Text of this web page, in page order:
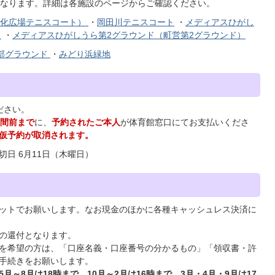
ります。詳細は各施設のページからご確認ください。
広場テニスコート）
・ 岡田川テニスコート ・ メディアスひがし
・ メディアスひがしうら第2グラウンド（町営第2グラウンド）
グラウンド
・ みどり浜緑地
い。
前までに、予約されたご本人が体育館窓口にてお支払いくださ
予約が取消されます。
6月11日（木曜日）
トでお願いします。なお現金のほかに各種キャッシュレス決済に
還付となります。
希望の方は、「口座名義・口座番号の分かるもの」「領収書・許
続きをお願いします。